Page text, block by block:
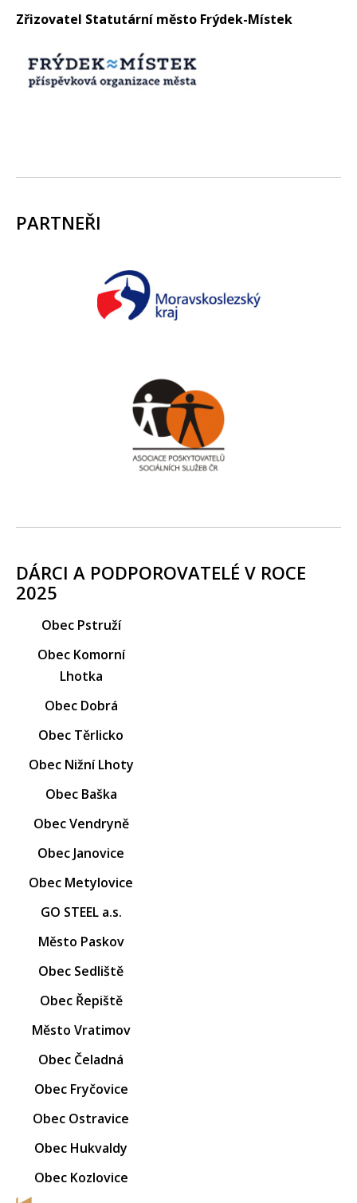
Zřizovatel Statutární město Frýdek-Místek
PARTNEŘI
DÁRCI A PODPOROVATELÉ V ROCE
2025
Obec Pstruží
Obec Komorní
Lhotka
Obec Dobrá
Obec Těrlicko
Obec Nižní Lhoty
Obec Baška
Obec Vendryně
Obec Janovice
Obec Metylovice
GO STEEL a.s.
Město Paskov
Obec Sedliště
Obec Řepiště
Město Vratimov
Obec Čeladná
Obec Fryčovice
Obec Ostravice
Obec Hukvaldy
Obec Kozlovice